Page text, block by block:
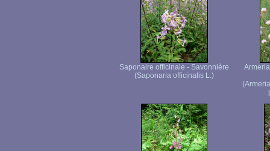
Saponaire officinale - Savonnière
(Saponaria officinalis L.)